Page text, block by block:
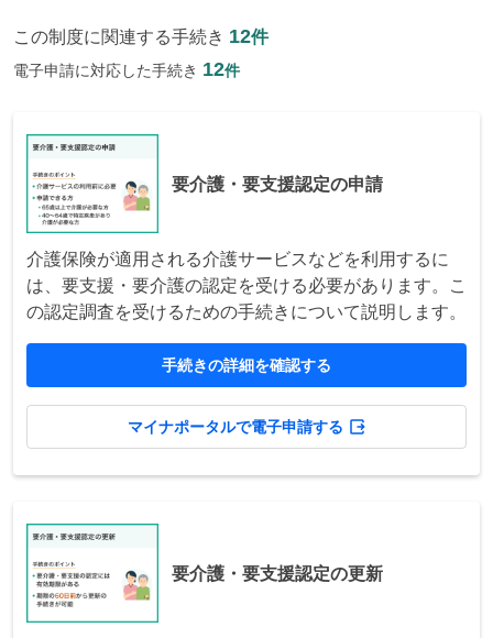
この制度に関連する手続き 12件
電子申請に対応した手続き 12件
要介護・要支援認定の申請
介護保険が適用される介護サービスなどを利用するに
は、要支援・要介護の認定を受ける必要があります。こ
の認定調査を受けるための手続きについて説明します。
手続きの詳細を確認する
マイナポータルで電子申請する
要介護・要支援認定の更新